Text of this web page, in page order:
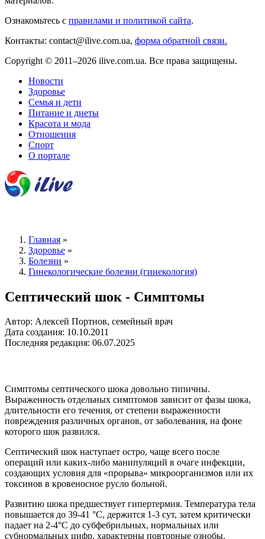
Ознакомьтесь с правилами и политикой сайта.
Контакты: contact@ilive.com.ua, форма обратной связи.
Copyright © 2011–2026 ilive.com.ua. Все права защищены.
Новости
Здоровье
Семья и дети
Питание и диеты
Красота и мода
Отношения
Спорт
О портале
Главная »
Здоровье »
Болезни »
Гинекологические болезни (гинекология)
Септический шок - Симптомы
Автор: Алексей Портнов, семейный врач
Дата создания: 10.10.2011
Последняя редакция: 06.07.2025
Симптомы септического шока довольно типичны.
Выраженность отдельных симптомов зависит от фазы шока,
длительности его течения, от степени выраженности
повреждения различных органов, от заболевания, на фоне
которого шок развился.
Септический шок наступает остро, чаще всего после
операций или каких-либо манипуляций в очаге инфекции,
создающих условия для «прорыва» микроорганизмов или их
токсинов в кровеносное русло больной.
Развитию шока предшествует гипертермия. Температура тела
повышается до 39-41 °С, держится 1-3 сут, затем критически
падает на 2-4°С до субфебрильных, нормальных или
субнормальных цифр, характерны повторные ознобы.